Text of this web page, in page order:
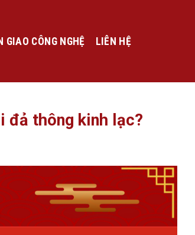
GIAO CÔNG NGHỆ LIÊN HỆ
đả thông kinh lạc?